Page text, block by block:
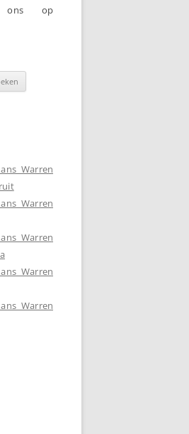
ons op
Warren
Warren
Warren
Warren
Warren